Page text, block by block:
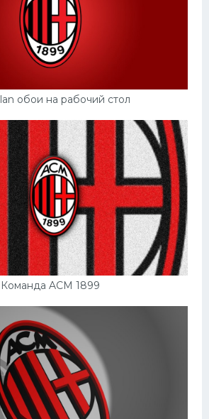
обои на рабочий стол
Команда ACM 1899